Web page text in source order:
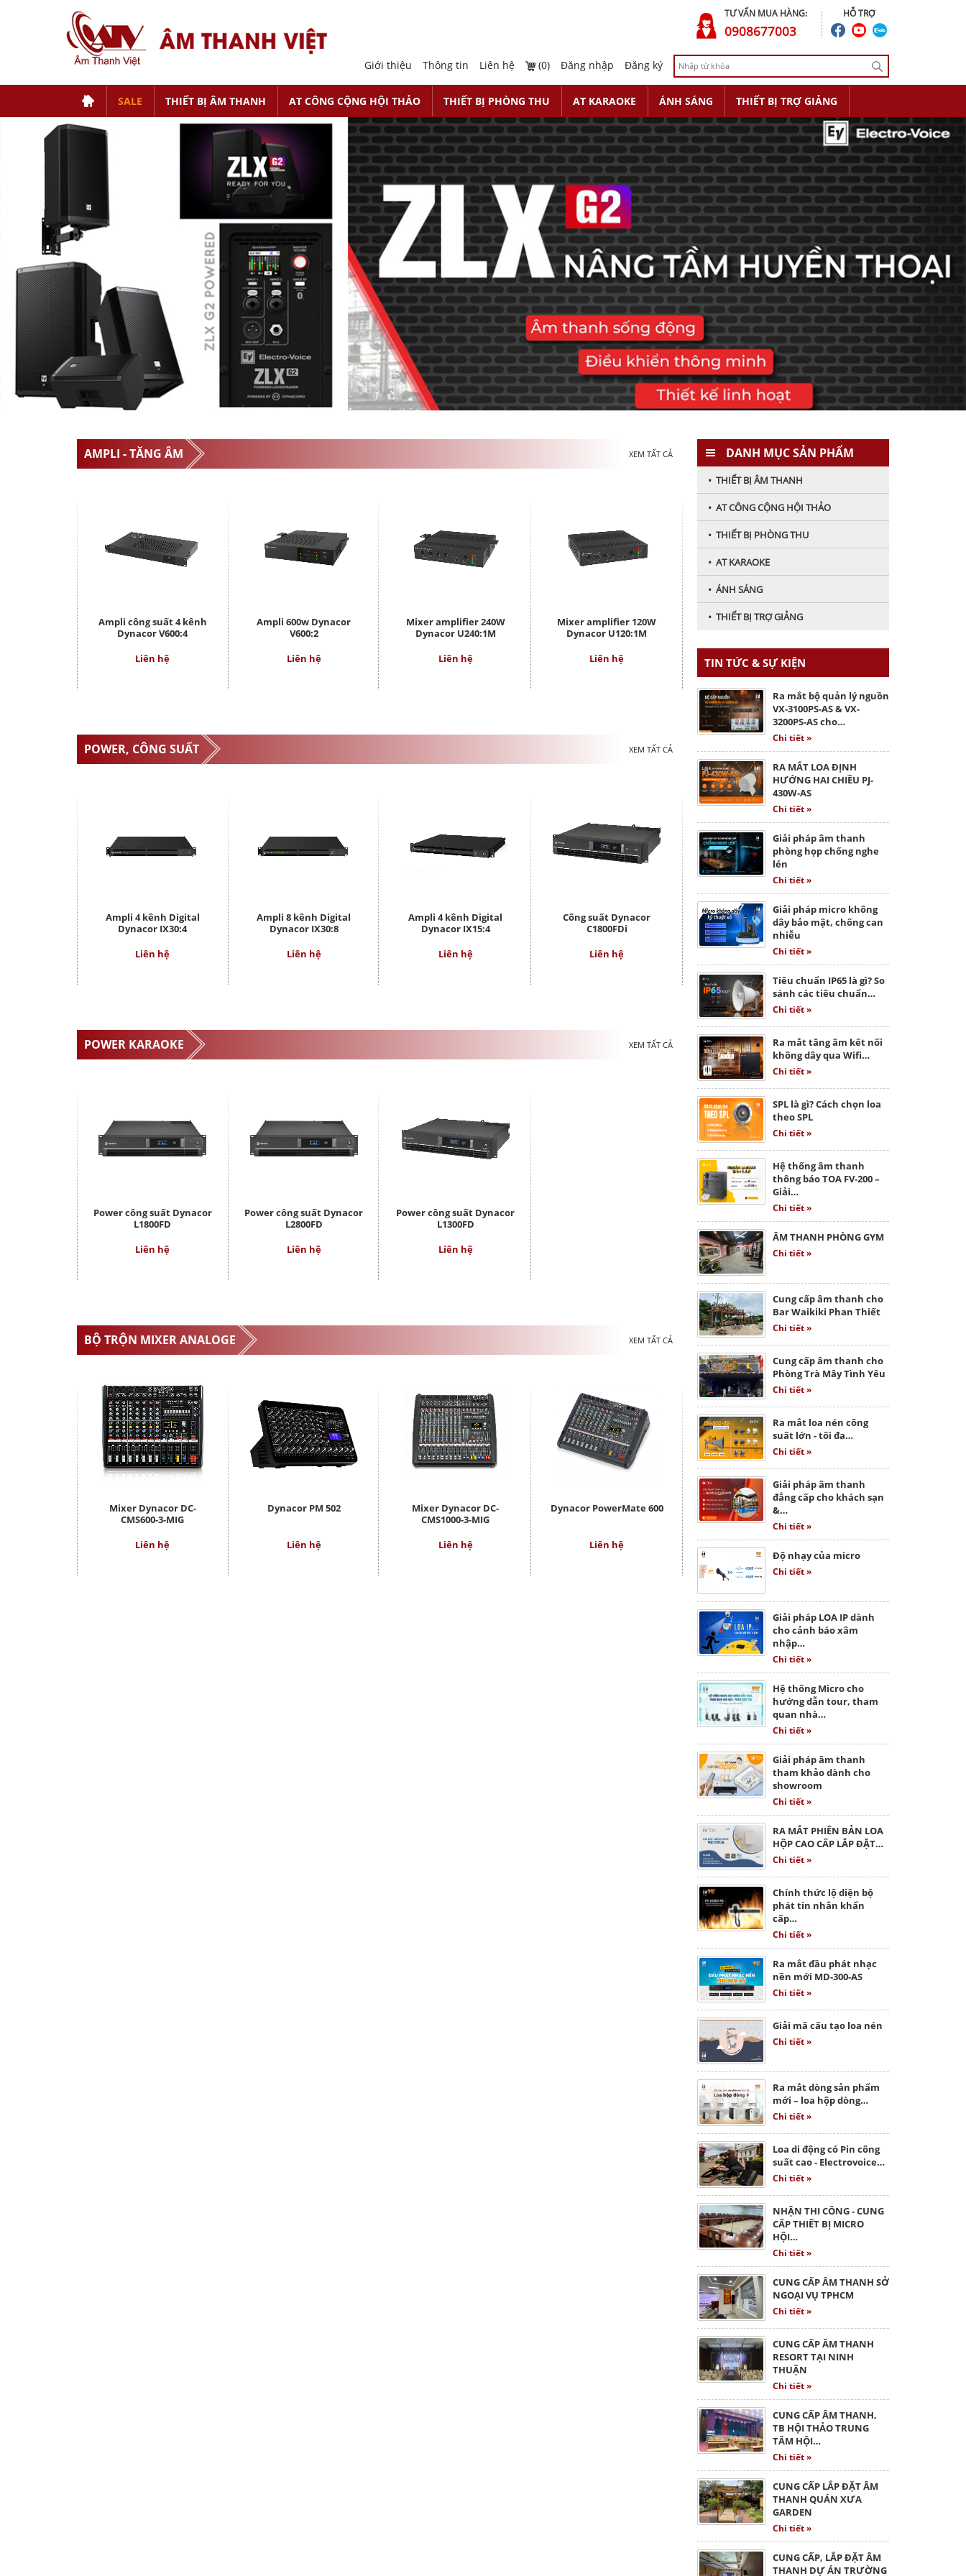
HỖ TRỢ
TƯ VẤN MUA HÀNG:
0908677003
Giới thiệu Thông tin Liên hệ (0) Đăng nhập Đăng ký
SALE THIẾT BỊ ÂM THANH AT CÔNG CỘNG HỘI THẢO THIẾT BỊ PHÒNG THU AT KARAOKE ÁNH SÁNG THIẾT BỊ TRỢ GIẢNG
AMPLI - TĂNG ÂM XEM TẤT CẢ
Ampli công suất 4 kênh
Dynacor V600:4
Liên hệ
Ampli 600w Dynacor
V600:2
Liên hệ
Mixer amplifier 240W
Dynacor U240:1M
Liên hệ
Mixer amplifier 120W
Dynacor U120:1M
Liên hệ
POWER, CÔNG SUẤT XEM TẤT CẢ
Ampli 4 kênh Digital
Dynacor IX30:4
Liên hệ
Ampli 8 kênh Digital
Dynacor IX30:8
Liên hệ
Ampli 4 kênh Digital
Dynacor IX15:4
Liên hệ
Công suất Dynacor
C1800FDi
Liên hệ
POWER KARAOKE XEM TẤT CẢ
Power công suất Dynacor
L1800FD
Liên hệ
Power công suất Dynacor
L2800FD
Liên hệ
Power công suất Dynacor
L1300FD
Liên hệ
BỘ TRỘN MIXER ANALOGE XEM TẤT CẢ
Mixer Dynacor DC-
CMS600-3-MIG
Liên hệ
Dynacor PM 502
Liên hệ
Mixer Dynacor DC-
CMS1000-3-MIG
Liên hệ
Dynacor PowerMate 600
Liên hệ
DANH MỤC SẢN PHẨM
• THIẾT BỊ ÂM THANH
• AT CÔNG CỘNG HỘI THẢO
• THIẾT BỊ PHÒNG THU
• AT KARAOKE
• ÁNH SÁNG
• THIẾT BỊ TRỢ GIẢNG
TIN TỨC & SỰ KIỆN
Ra mắt bộ quản lý nguồn
VX-3100PS-AS & VX-
3200PS-AS cho…
Chi tiết »
RA MẮT LOA ĐỊNH
HƯỚNG HAI CHIỀU PJ-
430W-AS
Chi tiết »
Giải pháp âm thanh
phòng họp chống nghe
lén
Chi tiết »
Giải pháp micro không
dây bảo mật, chống can
nhiễu
Chi tiết »
Tiêu chuẩn IP65 là gì? So
sánh các tiêu chuẩn…
Chi tiết »
Ra mắt tăng âm kết nối
không dây qua Wifi…
Chi tiết »
SPL là gì? Cách chọn loa
theo SPL
Chi tiết »
Hệ thống âm thanh
thông báo TOA FV-200 –
Giải…
Chi tiết »
ÂM THANH PHÒNG GYM
Chi tiết »
Cung cấp âm thanh cho
Bar Waikiki Phan Thiết
Chi tiết »
Cung cấp âm thanh cho
Phòng Trà Mây Tình Yêu
Chi tiết »
Ra mắt loa nén công
suất lớn - tối đa…
Chi tiết »
Giải pháp âm thanh
đẳng cấp cho khách sạn
&…
Chi tiết »
Độ nhạy của micro
Chi tiết »
Giải pháp LOA IP dành
cho cảnh báo xâm
nhập…
Chi tiết »
Hệ thống Micro cho
hướng dẫn tour, tham
quan nhà…
Chi tiết »
Giải pháp âm thanh
tham khảo dành cho
showroom
Chi tiết »
RA MẮT PHIÊN BẢN LOA
HỘP CAO CẤP LẮP ĐẶT…
Chi tiết »
Chính thức lộ diện bộ
phát tin nhắn khẩn
cấp…
Chi tiết »
Ra mắt đầu phát nhạc
nền mới MD-300-AS
Chi tiết »
Giải mã cấu tạo loa nén
Chi tiết »
Ra mắt dòng sản phẩm
mới – loa hộp dòng…
Chi tiết »
Loa di động có Pin công
suất cao - Electrovoice…
Chi tiết »
NHẬN THI CÔNG - CUNG
CẤP THIẾT BỊ MICRO
HỘI…
Chi tiết »
CUNG CẤP ÂM THANH SỞ
NGOẠI VỤ TPHCM
Chi tiết »
CUNG CẤP ÂM THANH
RESORT TẠI NINH
THUẬN
Chi tiết »
CUNG CẤP ÂM THANH,
TB HỘI THẢO TRUNG
TÂM HỘI…
Chi tiết »
CUNG CẤP LẮP ĐẶT ÂM
THANH QUÁN XƯA
GARDEN
Chi tiết »
CUNG CẤP, LẮP ĐẶT ÂM
THANH DỰ ÁN TRƯỜNG